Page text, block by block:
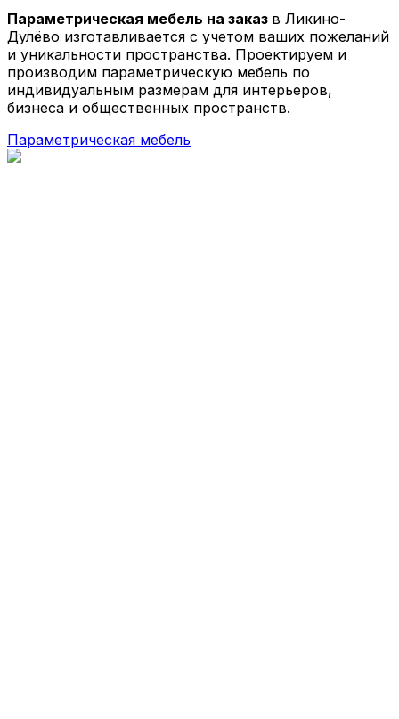
Параметрические стены и панно
Параметрические столы
Параметрические шезлонги
Параметрические кашпо
Проекты
О компании
Главная
Параметрическая мебель на заказ в Ликино-
Дулёво изготавливается с учетом ваших пожеланий
и уникальности пространства. Проектируем и
производим параметрическую мебель по
индивидуальным размерам для интерьеров,
бизнеса и общественных пространств.
Параметрическая мебель